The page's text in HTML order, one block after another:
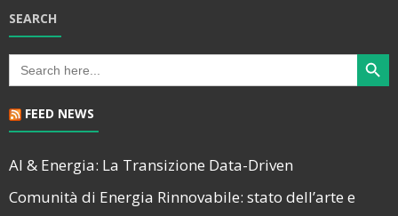
SEARCH
Search
for:
Search
FEED NEWS
AI & Energia: La Transizione Data-Driven
Comunità di Energia Rinnovabile: stato dell’arte e